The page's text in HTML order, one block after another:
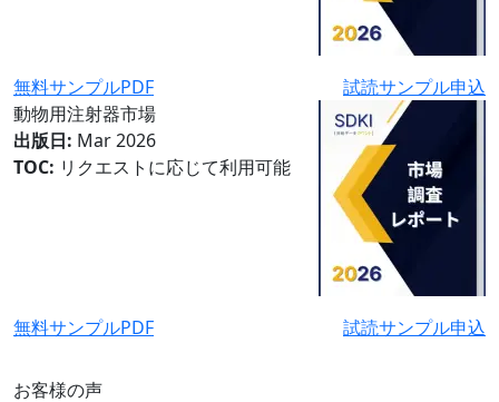
無料サンプルPDF
試読サンプル申込
動物用注射器市場
出版日: Mar 2026
TOC: リクエストに応じて利用可能
無料サンプルPDF 試読サンプル申込
お客様の声